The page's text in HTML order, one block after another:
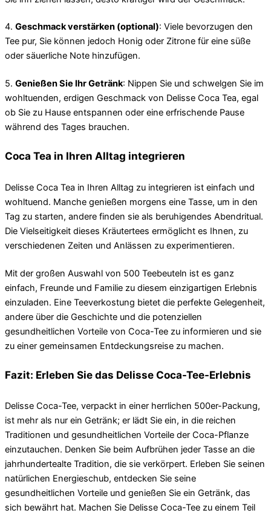
4. Geschmack verstärken (optional): Viele bevorzugen den
Tee pur, Sie können jedoch Honig oder Zitrone für eine süße
oder säuerliche Note hinzufügen.
5. Genießen Sie Ihr Getränk: Nippen Sie und schwelgen Sie im
wohltuenden, erdigen Geschmack von Delisse Coca Tea, egal
ob Sie zu Hause entspannen oder eine erfrischende Pause
während des Tages brauchen.
Coca Tea in Ihren Alltag integrieren
Delisse Coca Tea in Ihren Alltag zu integrieren ist einfach und
wohltuend. Manche genießen morgens eine Tasse, um in den
Tag zu starten, andere finden sie als beruhigendes Abendritual.
Die Vielseitigkeit dieses Kräutertees ermöglicht es Ihnen, zu
verschiedenen Zeiten und Anlässen zu experimentieren.
Mit der großen Auswahl von 500 Teebeuteln ist es ganz
einfach, Freunde und Familie zu diesem einzigartigen Erlebnis
einzuladen. Eine Teeverkostung bietet die perfekte Gelegenheit,
andere über die Geschichte und die potenziellen
gesundheitlichen Vorteile von Coca-Tee zu informieren und sie
zu einer gemeinsamen Entdeckungsreise zu machen.
Fazit: Erleben Sie das Delisse Coca-Tee-Erlebnis
Delisse Coca-Tee, verpackt in einer herrlichen 500er-Packung,
ist mehr als nur ein Getränk; er lädt Sie ein, in die reichen
Traditionen und gesundheitlichen Vorteile der Coca-Pflanze
einzutauchen. Denken Sie beim Aufbrühen jeder Tasse an die
jahrhundertealte Tradition, die sie verkörpert. Erleben Sie seinen
natürlichen Energieschub, entdecken Sie seine
gesundheitlichen Vorteile und genießen Sie ein Getränk, das
sich bewährt hat. Machen Sie Delisse Coca-Tee zu einem Teil